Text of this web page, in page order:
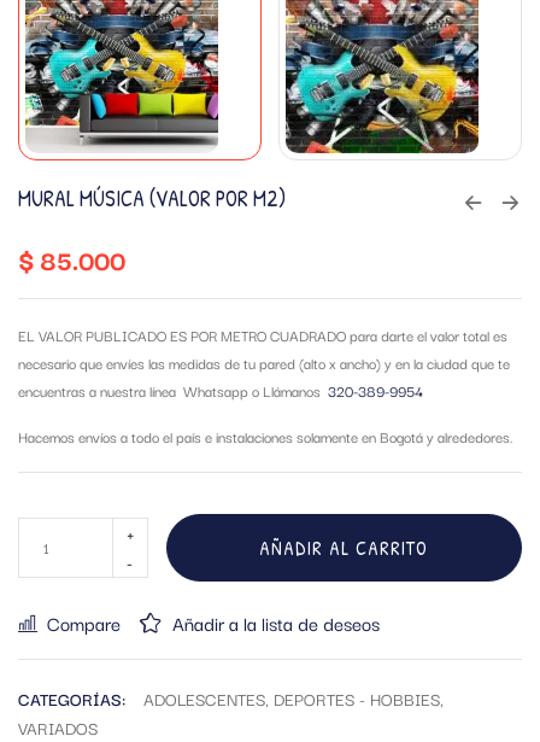
MURAL MÚSICA (VALOR POR M2)
$85.000
EL VALOR PUBLICADO ES POR METRO CUADRADO para darte el valor total es
necesario que envíes las medidas de tu pared (alto x ancho) y en la ciudad que te
encuentras a nuestra línea Whatsapp o Llámanos 320-389-9954
Hacemos envíos a todo el país e instalaciones solamente en Bogotá y alrededores.
AÑADIR AL CARRITO
Compare Añadir a la lista de deseos
CATEGORÍAS: ADOLESCENTES, DEPORTES - HOBBIES,
VARIADOS